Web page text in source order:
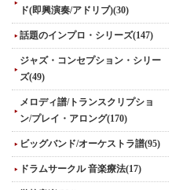
ド(即興演奏/アドリブ)(30)
話題のインプロ・シリーズ(147)
ジャズ・コンセプション・シリー
ズ(49)
メロディ譜/トランスクリプショ
ン/プレイ・アロング(170)
ビッグバンド/オーケストラ譜(95)
ドラムサークル 音楽療法(17)